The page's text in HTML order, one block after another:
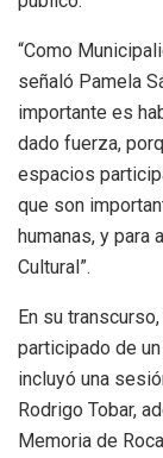
“Como
señaló Pamela
importante es
dado fuerza,
espacios
que son
humanas, y para
Cultural”.
En su
participado de
incluyó una
Rodrigo Tobar,
Memoria de